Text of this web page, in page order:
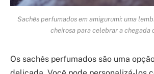
Sachês perfumados em amigurumi: uma
cheirosa para celebrar a chegada
Os sachês perfumados são uma